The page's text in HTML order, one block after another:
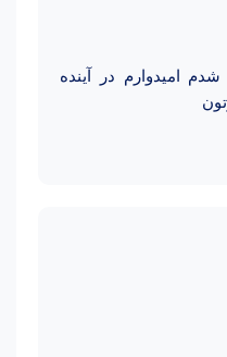
امیدوارم در آینده